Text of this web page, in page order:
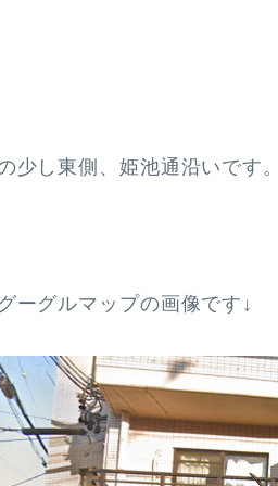
少し東側、姫池通沿いです
ーグルマップの画像です↓